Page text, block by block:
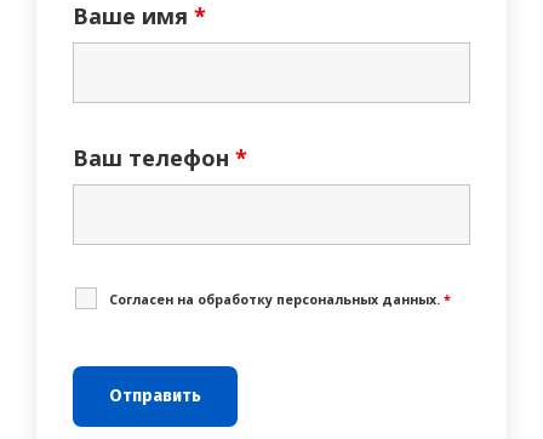
Ваше имя *
Ваш телефон *
Cогласен на обработку персональных данных. *